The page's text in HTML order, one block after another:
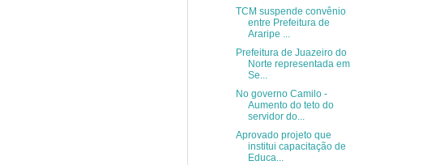
TCM suspende convênio
entre Prefeitura de
Araripe ...
Prefeitura de Juazeiro do
Norte representada em
Se...
No governo Camilo -
Aumento do teto do
servidor do...
Aprovado projeto que
institui capacitação de
Educa...